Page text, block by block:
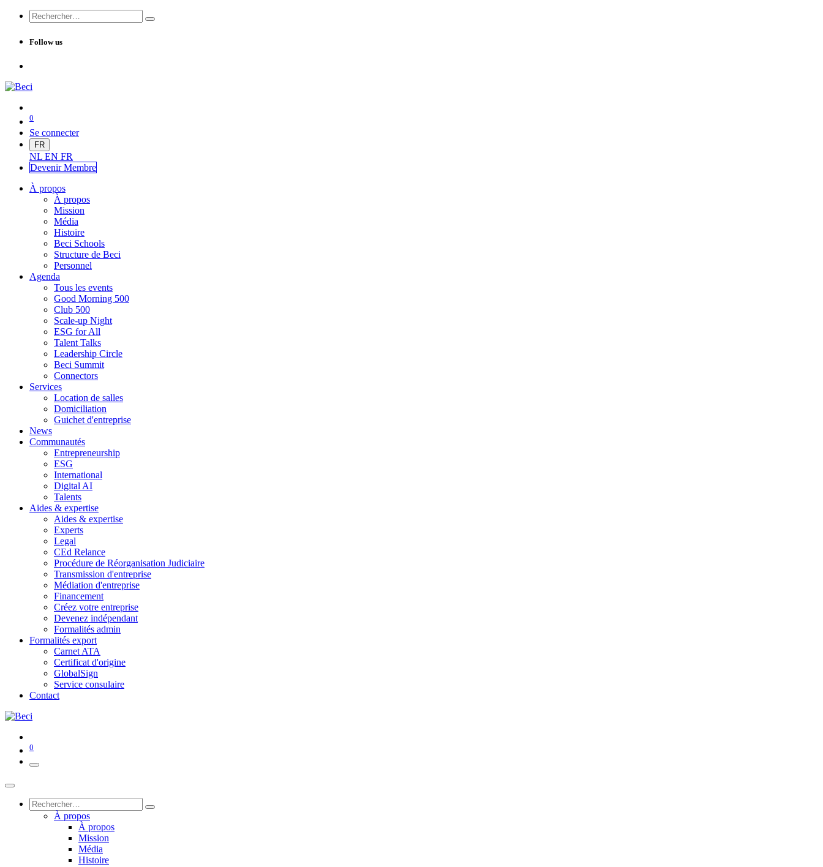
Follow us
0
Se connecter
FR
NL EN FR
Devenir Membre
À propos
À propos
Mission
Média
Histoire
Beci Schools
Structure de Beci
Personnel
Agenda
Tous les events
Good Morning 500
Club 500
Scale-up Night
ESG for All
Talent Talks
Leadership Circle
Beci Summit
Connectors
Services
Location de salles
Domiciliation
Guichet d'entreprise
News
Communautés
Entrepreneurship
ESG
International
Digital AI
Talents
Aides & expertise
Aides & expertise
Experts
Legal
CEd Relance
Procédure de Réorganisation Judiciaire
Transmission d'entreprise
Médiation d'entreprise
Financement
Créez votre entreprise
Devenez indépendant
Formalités admin
Formalités export
Carnet ATA
Certificat d'origine
GlobalSign
Service consulaire
Contact
0
À propos
À propos
Mission
Média
Histoire